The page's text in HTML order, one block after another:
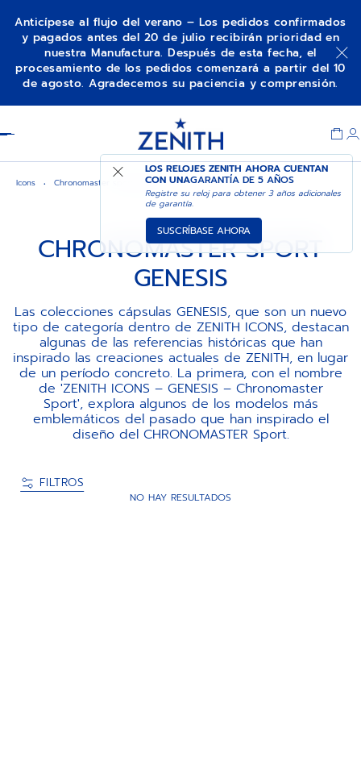
Anticípese al flujo del verano – Los pedidos confirmados
y pagados antes del 20 de julio recibirán prioridad en
nuestra Manufactura. Después de esta fecha, el
procesamiento de los pedidos comenzará a partir del 10
de agosto. Agradecemos su paciencia y comprensión.
LOS RELOJES ZENITH AHORA CUENTAN
CON UNAGARANTÍA DE 5 AÑOS
Registre su reloj para obtener 3 años adicionales
de garantía.
SUSCRÍBASE AHORA
Icons Chronomaster sport genesis
CHRONOMASTER SPORT
GENESIS
Las colecciones cápsulas GENESIS, que son un nuevo
tipo de categoría dentro de ZENITH ICONS, destacan
algunas de las referencias históricas que han
inspirado las creaciones actuales de ZENITH, en lugar
de un período concreto. La primera, con el nombre
de 'ZENITH ICONS – GENESIS – Chronomaster
Sport', explora algunos de los modelos más
emblemáticos del pasado que han inspirado el
diseño del CHRONOMASTER Sport.
FILTROS
NO HAY RESULTADOS